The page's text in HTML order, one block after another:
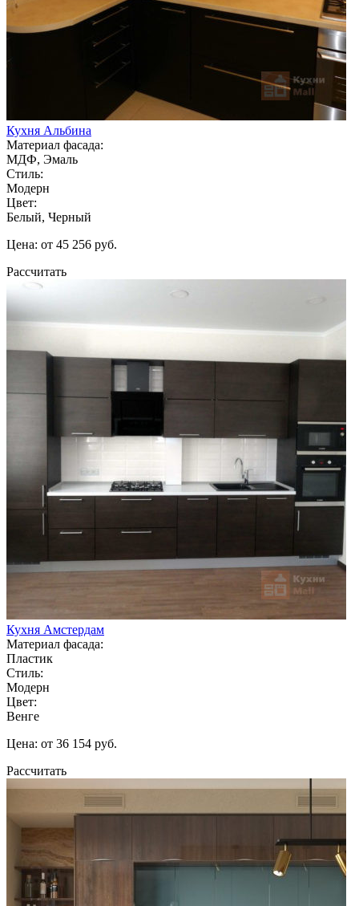
Кухня Альбина
Материал фасада:
МДФ, Эмаль
Стиль:
Модерн
Цвет:
Белый, Черный
Цена: от 45 256 руб.
Рассчитать
Кухня Амстердам
Материал фасада:
Пластик
Стиль:
Модерн
Цвет:
Венге
Цена: от 36 154 руб.
Рассчитать